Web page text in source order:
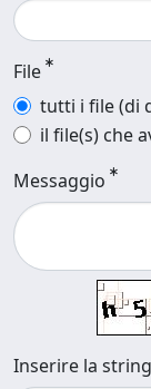
File
tutti i file (di
il file(s) che
Messaggio
Inserire la